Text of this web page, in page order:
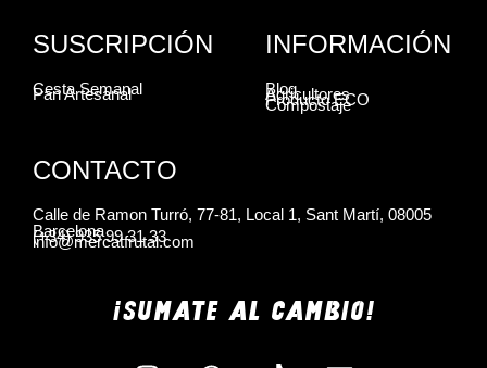
SUSCRIPCIÓN
Cesta Semanal
Pan Artesanal
INFORMACIÓN
Blog
Agricultores
Producto ECO
Compostaje
CONTACTO
Calle de Ramon Turró, 77-81, Local 1, Sant Martí, 08005
Barcelona
(+34) 935 99 31 33
info@mercatfrutal.com
¡SUMATE AL CAMBIO!